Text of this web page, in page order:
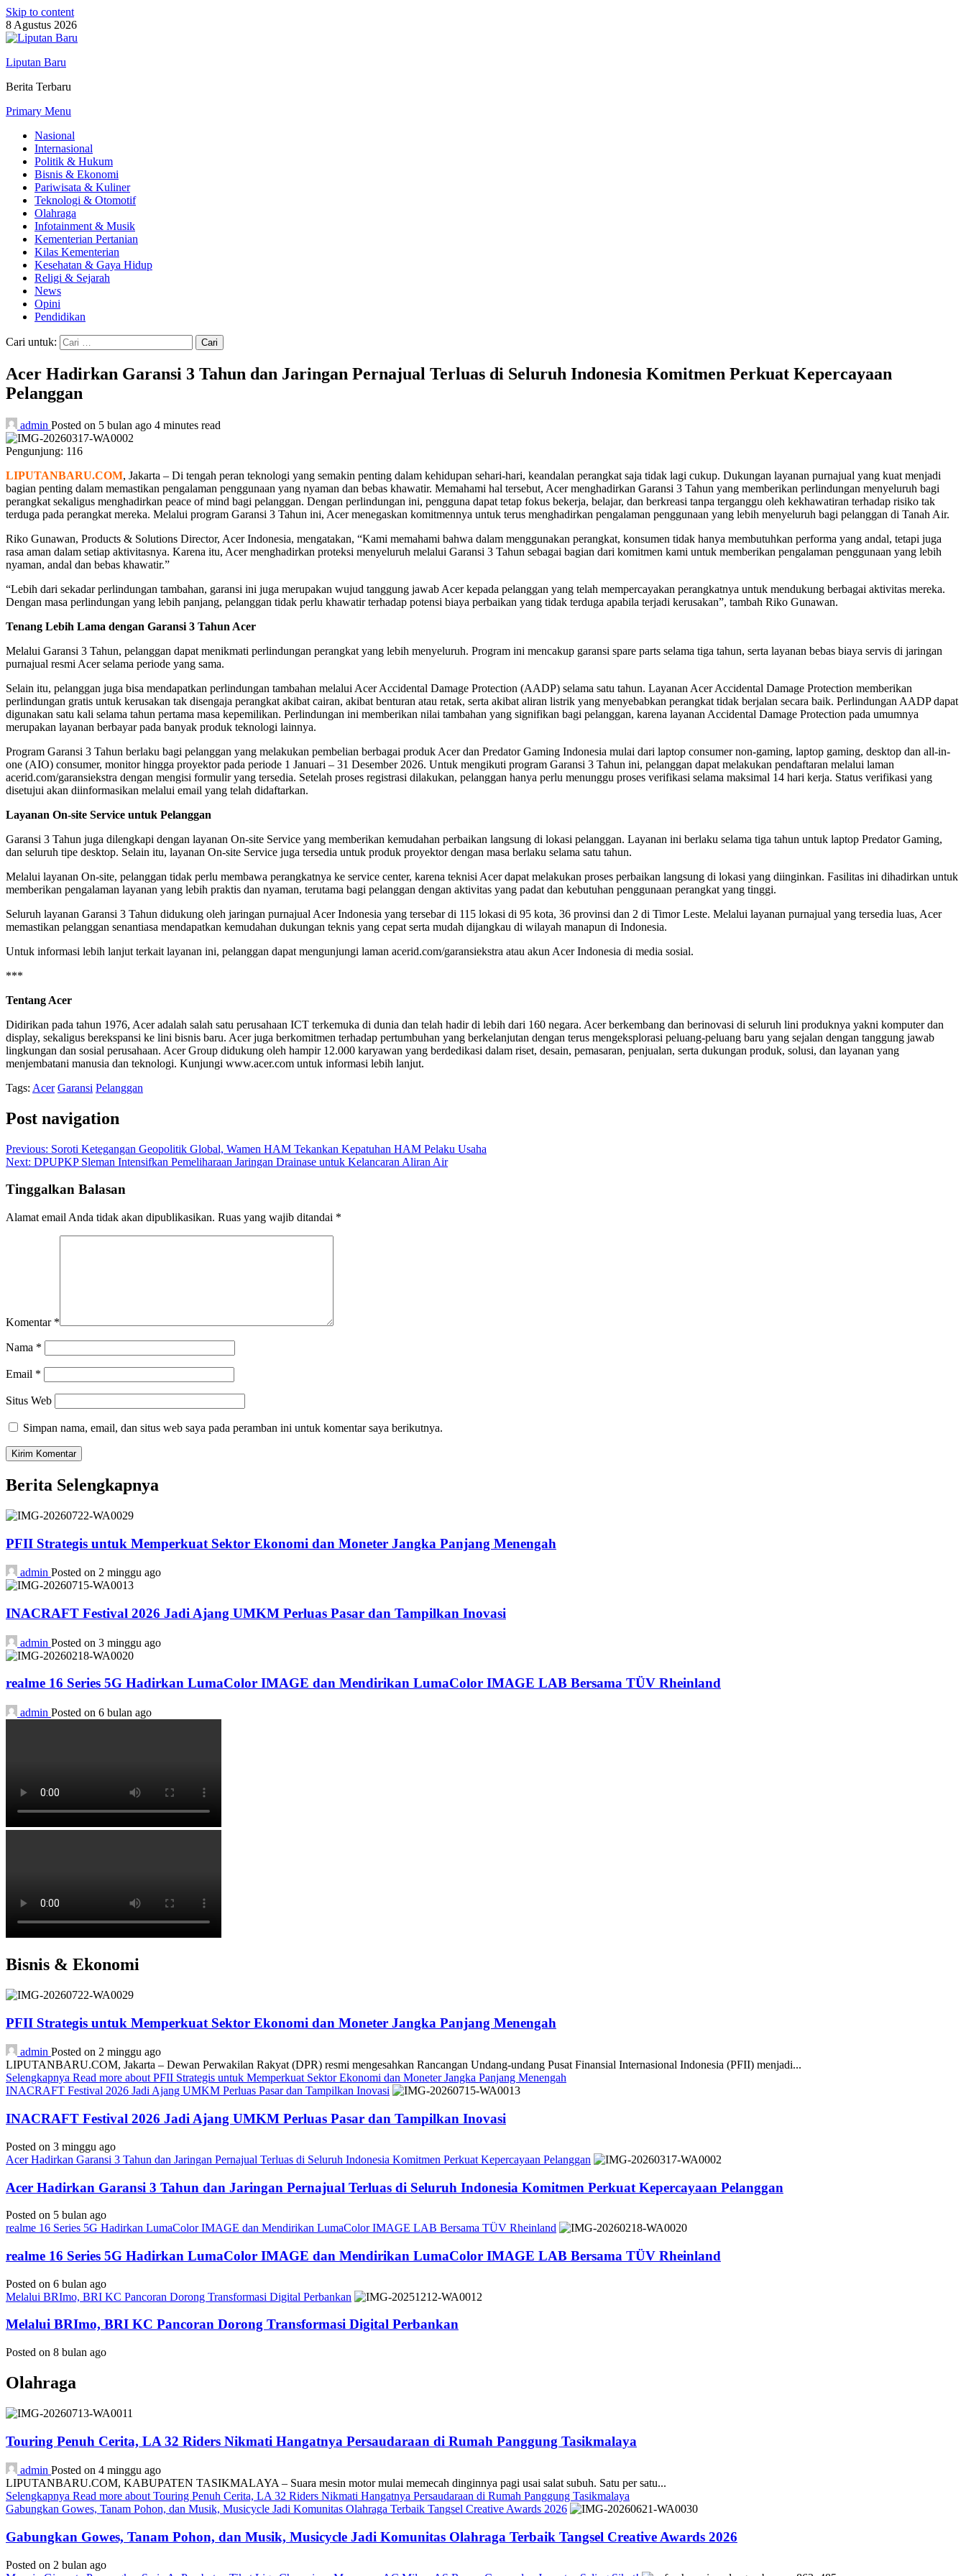
Skip to content
8 Agustus 2026
Liputan Baru
Berita Terbaru
Primary Menu
Nasional
Internasional
Politik & Hukum
Bisnis & Ekonomi
Pariwisata & Kuliner
Teknologi & Otomotif
Olahraga
Infotainment & Musik
Kementerian Pertanian
Kilas Kementerian
Kesehatan & Gaya Hidup
Religi & Sejarah
News
Opini
Pendidikan
Cari untuk:
Acer Hadirkan Garansi 3 Tahun dan Jaringan Pernajual Terluas di Seluruh Indonesia Komitmen Perkuat Kepercayaan
Pelanggan
admin Posted on 5 bulan ago 4 minutes read
Pengunjung: 116
LIPUTANBARU.COM, Jakarta – Di tengah peran teknologi yang semakin penting dalam kehidupan sehari-hari, keandalan perangkat saja tidak lagi cukup. Dukungan layanan purnajual yang kuat menjadi
bagian penting dalam memastikan pengalaman penggunaan yang nyaman dan bebas khawatir. Memahami hal tersebut, Acer menghadirkan Garansi 3 Tahun yang memberikan perlindungan menyeluruh bagi
perangkat sekaligus menghadirkan peace of mind bagi pelanggan. Dengan perlindungan ini, pengguna dapat tetap fokus bekerja, belajar, dan berkreasi tanpa terganggu oleh kekhawatiran terhadap risiko tak
terduga pada perangkat mereka. Melalui program Garansi 3 Tahun ini, Acer menegaskan komitmennya untuk terus menghadirkan pengalaman penggunaan yang lebih menyeluruh bagi pelanggan di Tanah Air.
Riko Gunawan, Products & Solutions Director, Acer Indonesia, mengatakan, “Kami memahami bahwa dalam menggunakan perangkat, konsumen tidak hanya membutuhkan performa yang andal, tetapi juga
rasa aman dalam setiap aktivitasnya. Karena itu, Acer menghadirkan proteksi menyeluruh melalui Garansi 3 Tahun sebagai bagian dari komitmen kami untuk memberikan pengalaman penggunaan yang lebih
nyaman, andal dan bebas khawatir.”
“Lebih dari sekadar perlindungan tambahan, garansi ini juga merupakan wujud tanggung jawab Acer kepada pelanggan yang telah mempercayakan perangkatnya untuk mendukung berbagai aktivitas mereka.
Dengan masa perlindungan yang lebih panjang, pelanggan tidak perlu khawatir terhadap potensi biaya perbaikan yang tidak terduga apabila terjadi kerusakan”, tambah Riko Gunawan.
Tenang Lebih Lama dengan Garansi 3 Tahun Acer
Melalui Garansi 3 Tahun, pelanggan dapat menikmati perlindungan perangkat yang lebih menyeluruh. Program ini mencakup garansi spare parts selama tiga tahun, serta layanan bebas biaya servis di jaringan
purnajual resmi Acer selama periode yang sama.
Selain itu, pelanggan juga bisa mendapatkan perlindungan tambahan melalui Acer Accidental Damage Protection (AADP) selama satu tahun. Layanan Acer Accidental Damage Protection memberikan
perlindungan gratis untuk kerusakan tak disengaja perangkat akibat cairan, akibat benturan atau retak, serta akibat aliran listrik yang menyebabkan perangkat tidak berjalan secara baik. Perlindungan AADP dapat
digunakan satu kali selama tahun pertama masa kepemilikan. Perlindungan ini memberikan nilai tambahan yang signifikan bagi pelanggan, karena layanan Accidental Damage Protection pada umumnya
merupakan layanan berbayar pada banyak produk teknologi lainnya.
Program Garansi 3 Tahun berlaku bagi pelanggan yang melakukan pembelian berbagai produk Acer dan Predator Gaming Indonesia mulai dari laptop consumer non-gaming, laptop gaming, desktop dan all-in-
one (AIO) consumer, monitor hingga proyektor pada periode 1 Januari – 31 Desember 2026. Untuk mengikuti program Garansi 3 Tahun ini, pelanggan dapat melakukan pendaftaran melalui laman
acerid.com/garansiekstra dengan mengisi formulir yang tersedia. Setelah proses registrasi dilakukan, pelanggan hanya perlu menunggu proses verifikasi selama maksimal 14 hari kerja. Status verifikasi yang
disetujui akan diinformasikan melalui email yang telah didaftarkan.
Layanan On-site Service untuk Pelanggan
Garansi 3 Tahun juga dilengkapi dengan layanan On-site Service yang memberikan kemudahan perbaikan langsung di lokasi pelanggan. Layanan ini berlaku selama tiga tahun untuk laptop Predator Gaming,
dan seluruh tipe desktop. Selain itu, layanan On-site Service juga tersedia untuk produk proyektor dengan masa berlaku selama satu tahun.
Melalui layanan On-site, pelanggan tidak perlu membawa perangkatnya ke service center, karena teknisi Acer dapat melakukan proses perbaikan langsung di lokasi yang diinginkan. Fasilitas ini dihadirkan untuk
memberikan pengalaman layanan yang lebih praktis dan nyaman, terutama bagi pelanggan dengan aktivitas yang padat dan kebutuhan penggunaan perangkat yang tinggi.
Seluruh layanan Garansi 3 Tahun didukung oleh jaringan purnajual Acer Indonesia yang tersebar di 115 lokasi di 95 kota, 36 provinsi dan 2 di Timor Leste. Melalui layanan purnajual yang tersedia luas, Acer
memastikan pelanggan senantiasa mendapatkan kemudahan dukungan teknis yang cepat serta mudah dijangkau di wilayah manapun di Indonesia.
Untuk informasi lebih lanjut terkait layanan ini, pelanggan dapat mengunjungi laman acerid.com/garansiekstra atau akun Acer Indonesia di media sosial.
***
Tentang Acer
Didirikan pada tahun 1976, Acer adalah salah satu perusahaan ICT terkemuka di dunia dan telah hadir di lebih dari 160 negara. Acer berkembang dan berinovasi di seluruh lini produknya yakni komputer dan
display, sekaligus berekspansi ke lini bisnis baru. Acer juga berkomitmen terhadap pertumbuhan yang berkelanjutan dengan terus mengeksplorasi peluang-peluang baru yang sejalan dengan tanggung jawab
lingkungan dan sosial perusahaan. Acer Group didukung oleh hampir 12.000 karyawan yang berdedikasi dalam riset, desain, pemasaran, penjualan, serta dukungan produk, solusi, dan layanan yang
menjembatani manusia dan teknologi. Kunjungi www.acer.com untuk informasi lebih lanjut.
Tags: Acer Garansi Pelanggan
Post navigation
Previous: Soroti Ketegangan Geopolitik Global, Wamen HAM Tekankan Kepatuhan HAM Pelaku Usaha
Next: DPUPKP Sleman Intensifkan Pemeliharaan Jaringan Drainase untuk Kelancaran Aliran Air
Tinggalkan Balasan
Alamat email Anda tidak akan dipublikasikan. Ruas yang wajib ditandai *
Komentar *
Nama *
Email *
Situs Web
Simpan nama, email, dan situs web saya pada peramban ini untuk komentar saya berikutnya.
Berita Selengkapnya
PFII Strategis untuk Memperkuat Sektor Ekonomi dan Moneter Jangka Panjang Menengah
admin Posted on 2 minggu ago
INACRAFT Festival 2026 Jadi Ajang UMKM Perluas Pasar dan Tampilkan Inovasi
admin Posted on 3 minggu ago
realme 16 Series 5G Hadirkan LumaColor IMAGE dan Mendirikan LumaColor IMAGE LAB Bersama TÜV Rheinland
admin Posted on 6 bulan ago
Bisnis & Ekonomi
PFII Strategis untuk Memperkuat Sektor Ekonomi dan Moneter Jangka Panjang Menengah
admin Posted on 2 minggu ago
LIPUTANBARU.COM, Jakarta – Dewan Perwakilan Rakyat (DPR) resmi mengesahkan Rancangan Undang-undang Pusat Finansial Internasional Indonesia (PFII) menjadi...
Selengkapnya Read more about PFII Strategis untuk Memperkuat Sektor Ekonomi dan Moneter Jangka Panjang Menengah
INACRAFT Festival 2026 Jadi Ajang UMKM Perluas Pasar dan Tampilkan Inovasi
INACRAFT Festival 2026 Jadi Ajang UMKM Perluas Pasar dan Tampilkan Inovasi
Posted on 3 minggu ago
Acer Hadirkan Garansi 3 Tahun dan Jaringan Pernajual Terluas di Seluruh Indonesia Komitmen Perkuat Kepercayaan Pelanggan
Acer Hadirkan Garansi 3 Tahun dan Jaringan Pernajual Terluas di Seluruh Indonesia Komitmen Perkuat Kepercayaan Pelanggan
Posted on 5 bulan ago
realme 16 Series 5G Hadirkan LumaColor IMAGE dan Mendirikan LumaColor IMAGE LAB Bersama TÜV Rheinland
realme 16 Series 5G Hadirkan LumaColor IMAGE dan Mendirikan LumaColor IMAGE LAB Bersama TÜV Rheinland
Posted on 6 bulan ago
Melalui BRImo, BRI KC Pancoran Dorong Transformasi Digital Perbankan
Melalui BRImo, BRI KC Pancoran Dorong Transformasi Digital Perbankan
Posted on 8 bulan ago
Olahraga
Touring Penuh Cerita, LA 32 Riders Nikmati Hangatnya Persaudaraan di Rumah Panggung Tasikmalaya
admin Posted on 4 minggu ago
LIPUTANBARU.COM, KABUPATEN TASIKMALAYA – Suara mesin motor mulai memecah dinginnya pagi usai salat subuh. Satu per satu...
Selengkapnya Read more about Touring Penuh Cerita, LA 32 Riders Nikmati Hangatnya Persaudaraan di Rumah Panggung Tasikmalaya
Gabungkan Gowes, Tanam Pohon, dan Musik, Musicycle Jadi Komunitas Olahraga Terbaik Tangsel Creative Awards 2026
Gabungkan Gowes, Tanam Pohon, dan Musik, Musicycle Jadi Komunitas Olahraga Terbaik Tangsel Creative Awards 2026
Posted on 2 bulan ago